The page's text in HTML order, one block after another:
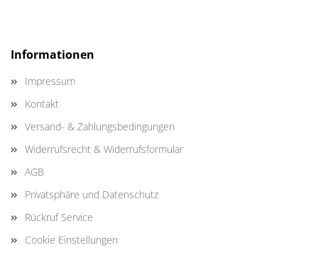
Informationen
Impressum
Kontakt
Versand- & Zahlungsbedingungen
Widerrufsrecht & Widerrufsformular
AGB
Privatsphäre und Datenschutz
Rückruf Service
Cookie Einstellungen